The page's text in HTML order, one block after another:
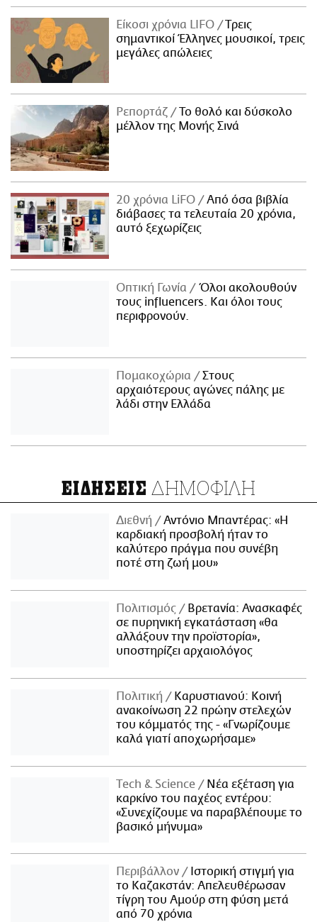
Είκοσι χρόνια LIFO
Tρεις
σημαντικοί Έλληνες μουσικοί, τρεις
μεγάλες απώλειες
Ρεπορτάζ
Το θολό και δύσκολο
μέλλον της Μονής Σινά
20 χρόνια LiFO
Από όσα βιβλία
διάβασες τα τελευταία 20 χρόνια,
αυτό ξεχωρίζεις
Οπτική Γωνία
Όλοι ακολουθούν
τους influencers. Και όλοι τους
περιφρονούν.
Πομακοχώρια
Στους
αρχαιότερους αγώνες πάλης με
λάδι στην Ελλάδα
ΕΙΔΗΣΕΙΣ ΔΗΜΟΦΙΛΗ
Διεθνή
Αντόνιο Μπαντέρας: «Η
καρδιακή προσβολή ήταν το
καλύτερο πράγμα που συνέβη
ποτέ στη ζωή μου»
Πολιτισμός
Βρετανία: Ανασκαφές
σε πυρηνική εγκατάσταση «θα
αλλάξουν την προϊστορία»,
υποστηρίζει αρχαιολόγος
Πολιτική
Καρυστιανού: Κοινή
ανακοίνωση 22 πρώην στελεχών
του κόμματός της - «Γνωρίζουμε
καλά γιατί αποχωρήσαμε»
Τech & Science
Νέα εξέταση για
καρκίνο του παχέος εντέρου:
«Συνεχίζουμε να παραβλέπουμε το
βασικό μήνυμα»
Περιβάλλον
Ιστορική στιγμή για
το Καζακστάν: Απελευθέρωσαν
τίγρη του Αμούρ στη φύση μετά
από 70 χρόνια